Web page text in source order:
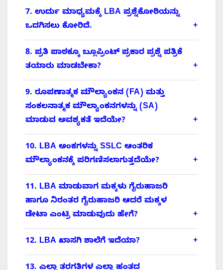
7. ಉರ್ದು ಮಾಧ್ಯಮಕ್ಕೆ LBA ಪ್ರಶ್ನೆಕೋಠಿಯನ್ನು
ಒದಗಿಸಲು ಕೋರಿದೆ.
8. ಪ್ರತಿ ಪಾಠಕ್ಕೂ ಬ್ಲೂಪ್ರಿಂಟ್ ಪ್ರಕಾರ ಪ್ರಶ್ನೆ ಪತ್ರಿಕೆ
ತಯಾರು ಮಾಡಬೇಕಾ?
9. ರೂಪಣಾತ್ಮಕ ಮೌಲ್ಯಾಂಕನ (FA) ಮತ್ತು
ಸಂಕಲನಾತ್ಮಕ ಮೌಲ್ಯಾಂಕನಗಳನ್ನು (SA)
ಮಾಡುವ ಅವಶ್ಯಕತೆ ಇದೆಯೇ?
10. LBA ಅಂಕಗಳನ್ನು SSLC ಆಂತರಿಕ
ಮೌಲ್ಯಾಂಕನಕ್ಕೆ ಪರಿಗಣಿಸಲಾಗುತ್ತದೆಯೇ?
11. LBA ಮಾಡುವಾಗ ಮಕ್ಕಳು ಗೈರುಹಾಜರಿ
ಹಾಗೂ ನಿರಂತರ ಗೈರುಹಾಜರಿ ಆದರೆ ಮಕ್ಕಳ
ಡೇಟಾ ಎಂಟ್ರಿ ಮಾಡುವುದು ಹೇಗೆ?
12. LBA ಖಾಸಗಿ ಶಾಲೆಗೆ ಇದೆಯಾ?
13. ಎಲ್ಲಾ ತರಗತಿಗಳ ಎಲ್ಲಾ ಹಂತದ